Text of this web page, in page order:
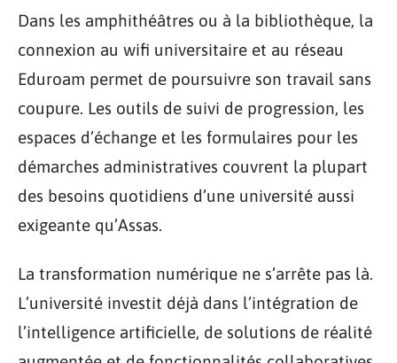
Dans les amphithéâtres ou à la bibliothèque, la
connexion au wifi universitaire et au réseau
Eduroam permet de poursuivre son travail sans
coupure. Les outils de suivi de progression, les
espaces d’échange et les formulaires pour les
démarches administratives couvrent la plupart
des besoins quotidiens d’une université aussi
exigeante qu’Assas.
La transformation numérique ne s’arrête pas là.
L’université investit déjà dans l’intégration de
l’intelligence artificielle, de solutions de réalité